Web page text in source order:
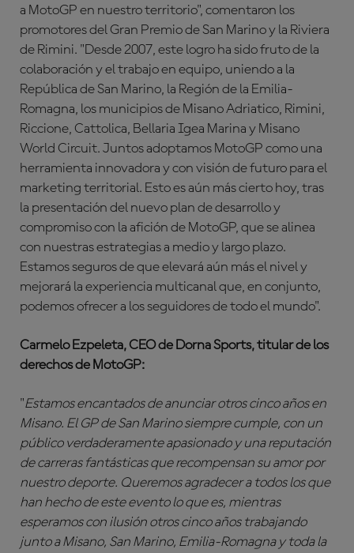
a MotoGP en nuestro territorio", comentaron los
promotores del Gran Premio de San Marino y la Riviera
de Rimini. "Desde 2007, este logro ha sido fruto de la
colaboración y el trabajo en equipo, uniendo a la
República de San Marino, la Región de la Emilia-
Romagna, los municipios de Misano Adriatico, Rimini,
Riccione, Cattolica, Bellaria Igea Marina y Misano
World Circuit. Juntos adoptamos MotoGP como una
herramienta innovadora y con visión de futuro para el
marketing territorial. Esto es aún más cierto hoy, tras
la presentación del nuevo plan de desarrollo y
compromiso con la afición de MotoGP, que se alinea
con nuestras estrategias a medio y largo plazo.
Estamos seguros de que elevará aún más el nivel y
mejorará la experiencia multicanal que, en conjunto,
podemos ofrecer a los seguidores de todo el mundo".
Carmelo Ezpeleta, CEO de Dorna Sports, titular de los
derechos de MotoGP:
"Estamos encantados de anunciar otros cinco años en
Misano. El GP de San Marino siempre cumple, con un
público verdaderamente apasionado y una reputación
de carreras fantásticas que recompensan su amor por
nuestro deporte. Queremos agradecer a todos los que
han hecho de este evento lo que es, mientras
esperamos con ilusión otros cinco años trabajando
junto a Misano, San Marino, Emilia-Romagna y toda la